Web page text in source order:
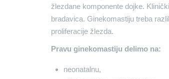
žlezdane komponente dojke.
bradavica. Ginekomastiju treba
proliferacije žlezda.
Pravu ginekomastiju delimo na:
neonatalnu,